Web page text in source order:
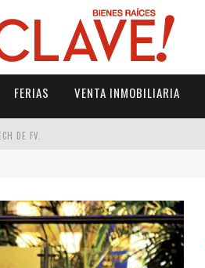
FERIAS VENTA INMOBILIARIA
DE FV.